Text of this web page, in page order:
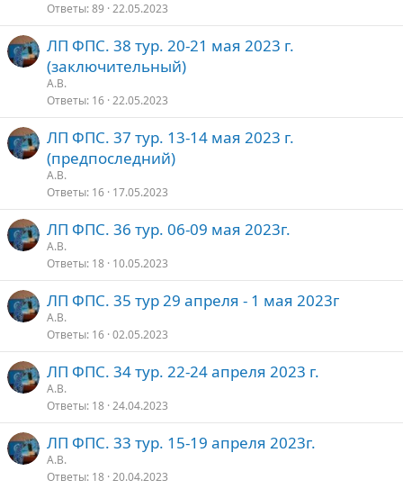
н
р
н
Ответы 89 22.05.2023
ЛП ФПС. 38 тур. 20-21 мая 2023 г.
(заключительный)
А.В.
Ответы 16 22.05.2023
ЛП ФПС. 37 тур. 13-14 мая 2023 г.
(предпоследний)
А.В.
Ответы 16 17.05.2023
ЛП ФПС. 36 тур. 06-09 мая 2023г.
А.В.
Ответы 18 10.05.2023
ЛП ФПС. 35 тур 29 апреля - 1 мая 2023г
А.В.
Ответы 16 02.05.2023
ЛП ФПС. 34 тур. 22-24 апреля 2023 г.
А.В.
Ответы 18 24.04.2023
ЛП ФПС. 33 тур. 15-19 апреля 2023г.
А.В.
Ответы 18 20.04.2023